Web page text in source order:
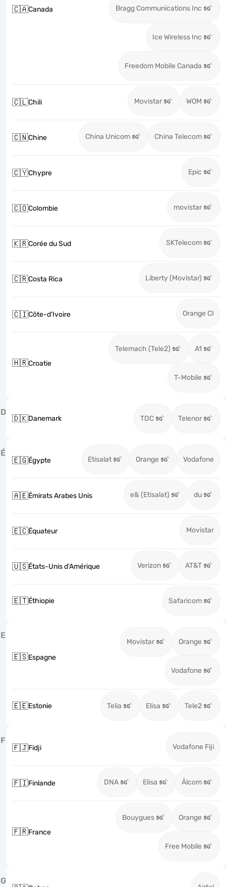
🇨🇦Canada Bragg Communications Inc
Ice Wireless Inc
Freedom Mobile Canada
🇨🇱Chili Movistar WOM
🇨🇳Chine China Unicom China Telecom
🇨🇾Chypre Epic
🇨🇴Colombie movistar
🇰🇷Corée du Sud SKTelecom
🇨🇷Costa Rica Liberty (Movistar)
🇨🇮Côte-d'Ivoire Orange CI
🇭🇷Croatie
Telemach (Tele2) A1
T-Mobile
D
🇩🇰Danemark TDC Telenor
É
🇪🇬Égypte Etisalat Orange Vodafone
🇦🇪Émirats Arabes Unis e& (Etisalat) du
🇪🇨Équateur Movistar
🇺🇸États-Unis d'Amérique Verizon AT&T
🇪🇹Éthiopie Safaricom
E
🇪🇸Espagne
Movistar Orange
Vodafone
🇪🇪Estonie Telia Elisa Tele2
F
🇫🇯Fidji Vodafone Fiji
🇫🇮Finlande DNA Elisa Ålcom
🇫🇷France
Bouygues Orange
Free Mobile
G